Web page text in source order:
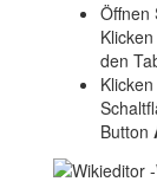
Öffnen
den
Button